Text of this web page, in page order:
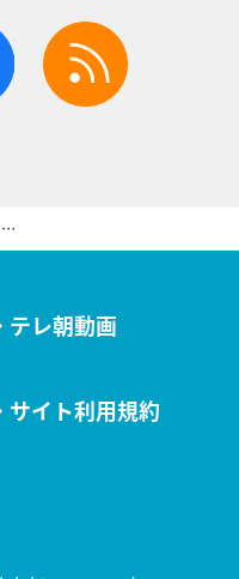
facebook
＜私のおじさん＞パンスト相撲で泣かす“正統派”お仕事ドラマ。そして城田優のDキス
テレ朝動画
サイト利用規約